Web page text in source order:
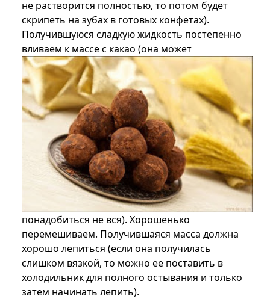
не растворится полностью, то потом будет
скрипеть на зубах в готовых конфетах).
Получившуюся сладкую жидкость постепенно
вливаем к массе с какао (она может
понадобиться не вся). Хорошенько
перемешиваем. Получившаяся масса должна
хорошо лепиться (если она получилась
слишком вязкой, то можно ее поставить в
холодильник для полного остывания и только
затем начинать лепить).